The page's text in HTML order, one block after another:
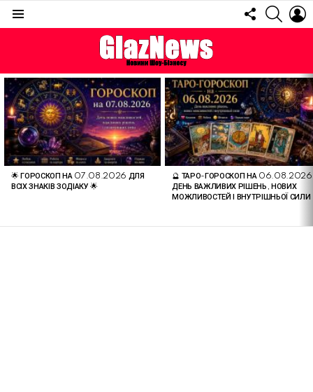
FOLLOW
US
ОСТАННІ
СТАТТІ
🌟 ГОРОСКОП НА 07.08.2026 ДЛЯ
ВСІХ ЗНАКІВ ЗОДІАКУ 🌟
🔮 ТАРО-ГОРОСКОП НА
ДЕНЬ ВАЖЛИВИХ РІШЕНЬ, НОВИХ
МОЖЛИВОСТЕЙ І ВНУТРІШНЬОЇ СИЛИ